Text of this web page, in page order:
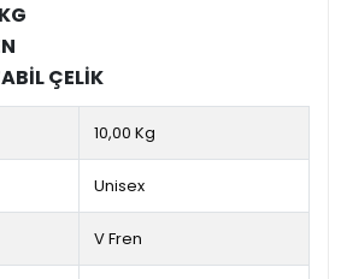
ÇELİK
10,00 Kg
Unisex
V Fren